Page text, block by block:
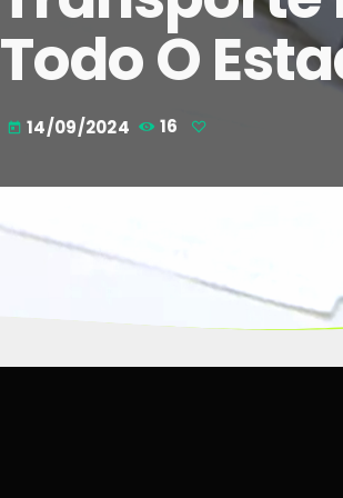
Todo O
today 14/09/2024 16